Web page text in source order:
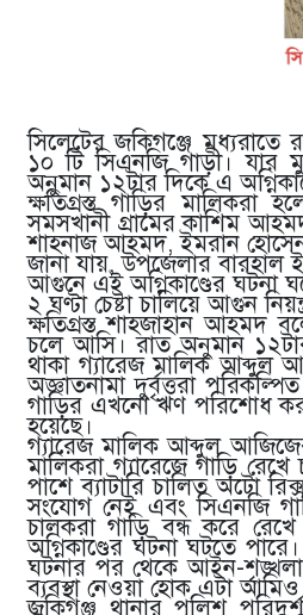
সিলেটের জকিগঞ্জে
১০ টি সিএনজি গাড়ী। যার
অনুমান ১২টার দিকে এ
ক্ষতিগ্রস্ত গাড়ির
সমসখানী গ্রামের কাশিম
শাহনাজ আহমদ, ইমরান
জানা যায়, উপজেলার
আগুনে এই অগ্নিকাণ্ডের ঘটনা
২ ঘণ্টা চেষ্টা চালিয়ে আগুন
ক্ষতিগ্রস্ত শাহজাহান আহমদ
চলে আসি। রাত অনুমান
থাকা গ্যারেজ মালিক আব্দুল
অজ্ঞাতনামা দুর্বৃত্তরা
গাড়ির এখনো ঋণ পরিশোধ
হয়েছে।
গ্যারেজ মালিক আব্দুল
মালিকরা গ্যারেজে গাড়ি
পাশে ব্যাটারি চালিত অটো
সংযোগ নেই এবং সিএনজি
চালকরা গাড়ি বন্ধ করে
অগ্নিকাণ্ডের ঘটনা ঘটতে
ঘটনার পর থেকে আইন-শৃঙ্খলা
ব্যবস্থা নেওয়া হোক এটা
জকিগঞ্জ থানার পুলিশ